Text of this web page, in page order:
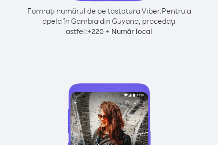
Formați numărul de pe tastatura Viber.Pentru a
apela în Gambia din Guyana, procedați
astfel:+220 + Număr local